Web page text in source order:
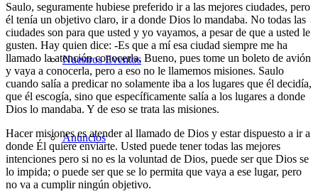
Nuestros Eventos
Anuncios
Saulo, seguramente hubiese preferido ir a las mejores ciudades, pero
él tenía un objetivo claro, ir a donde Dios lo mandaba. No todas las
ciudades son para que usted y yo vayamos, a pesar de que a usted le
gusten. Hay quien dice: -Es que a mí esa ciudad siempre me ha
llamado la atención conocerla. Bueno, pues tome un boleto de avión
y vaya a conocerla, pero a eso no le llamemos misiones. Saulo
cuando salía a predicar no solamente iba a los lugares que él decidía,
que él escogía, sino que específicamente salía a los lugares a donde
Dios lo mandaba. Y de eso se trata las misiones.
Hacer misiones es atender al llamado de Dios y estar dispuesto a ir a
donde Él quiere enviarte. Usted puede tener todas las mejores
intenciones pero si no es la voluntad de Dios, puede ser que Dios se
lo impida; o puede ser que se lo permita que vaya a ese lugar, pero
no va a cumplir ningún objetivo.